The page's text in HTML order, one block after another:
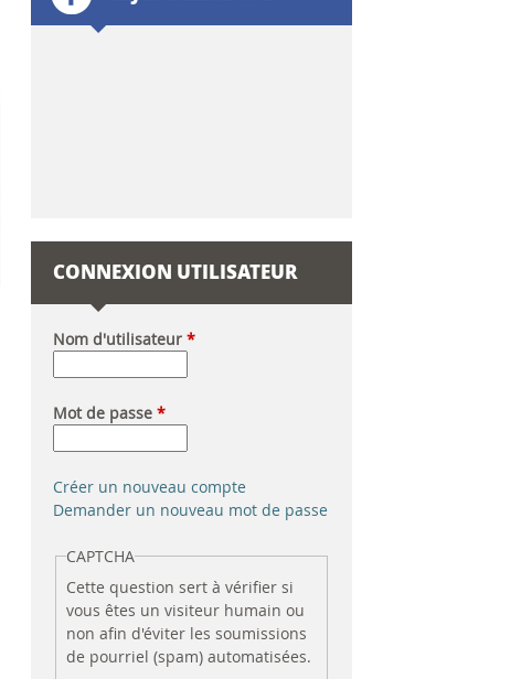
l
d
e
r
e
c
h
e
r
c
h
CONNEXION UTILISATEUR
Nom d'utilisateur*
Mot de passe*
Créer un nouveau compte
Demander un nouveau mot de passe
CAPTCHA
Cette question sert à vérifier si
vous êtes un visiteur humain ou
non afin d'éviter les soumissions
de pourriel (spam) automatisées.